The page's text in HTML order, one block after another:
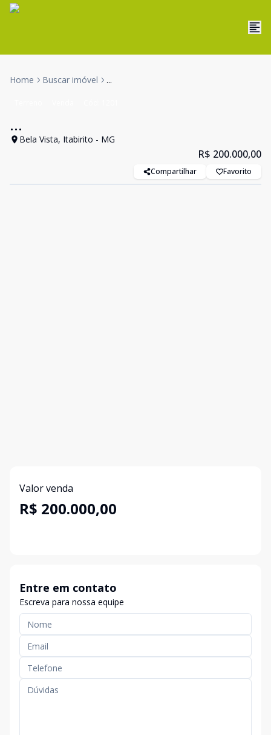
Home Buscar imóvel ...
...
Bela Vista, Itabirito - MG
R$ 200.000,00
Compartilhar Favorito
Valor venda
R$ 200.000,00
Entre em contato
Escreva para nossa equipe